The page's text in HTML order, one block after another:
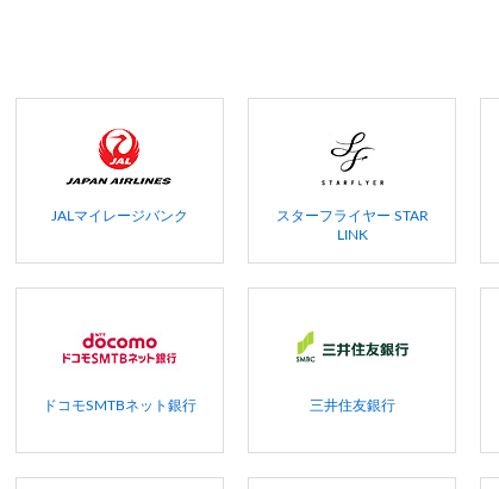
JALマイレージバンク
スターフライヤー STAR
LINK
ドコモSMTBネット銀行 三井住友銀行